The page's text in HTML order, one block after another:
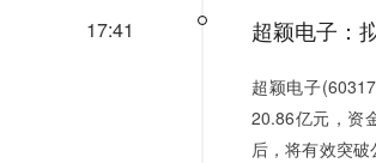
17:41 超颖电子：
超颖电子
20.86亿元，资
后，将有效突